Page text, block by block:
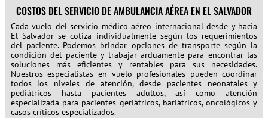
COSTOS DEL SERVICIO DE AMBULANCIA AÉREA EN EL SALVADOR
Cada vuelo del servicio médico aéreo internacional desde y hacia
El Salvador se cotiza individualmente según los requerimientos
del paciente. Podemos brindar opciones de transporte según la
condición del paciente y trabajar arduamente para encontrar las
soluciones más eficientes y rentables para sus necesidades.
Nuestros especialistas en vuelo profesionales pueden coordinar
todos los niveles de atención, desde pacientes neonatales y
pediátricos hasta pacientes adultos, así como atención
especializada para pacientes geriátricos, bariátricos, oncológicos y
casos críticos especializados.